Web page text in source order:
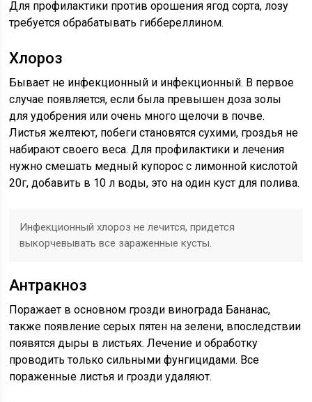
Для профилактики против орошения ягод сорта, лозу
требуется обрабатывать гиббереллином.
Хлороз
Бывает не инфекционный и инфекционный. В первое
случае появляется, если была превышен доза золы
для удобрения или очень много щелочи в почве.
Листья желтеют, побеги становятся сухими, гроздья не
набирают своего веса. Для профилактики и лечения
нужно смешать медный купорос с лимонной кислотой
20г, добавить в 10 л воды, это на один куст для полива.
Инфекционный хлороз не лечится, придется
выкорчевывать все зараженные кусты.
Антракноз
Поражает в основном грозди винограда Бананас,
также появление серых пятен на зелени, впоследствии
появятся дыры в листьях. Лечение и обработку
проводить только сильными фунгицидами. Все
пораженные листья и грозди удаляют.